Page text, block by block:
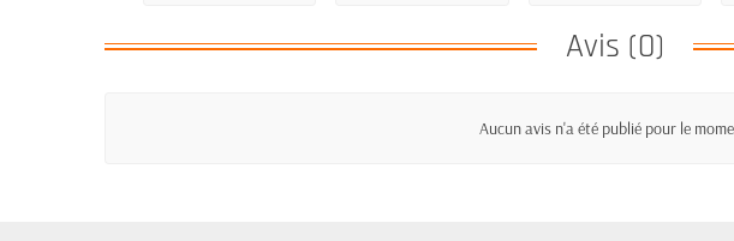
Avis (0)
Aucun avis n'a été publié pour le